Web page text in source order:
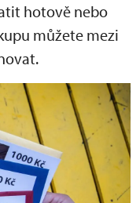
hotově nebo
můžete mezi